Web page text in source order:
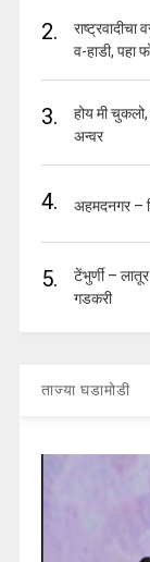
2.
व-हाडी, पहा
3.
होय मी चुकलो,
अन्वर
4. अहमदनगर –
5.
टेंभुर्णी –
गडकरी
ताज्या घडामोडी